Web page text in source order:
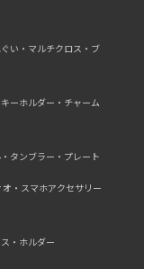
い・マルチクロス・ブ
ーホルダー・チャーム
タンブラー・プレート
オ・スマホアクセサリー
・ホルダー